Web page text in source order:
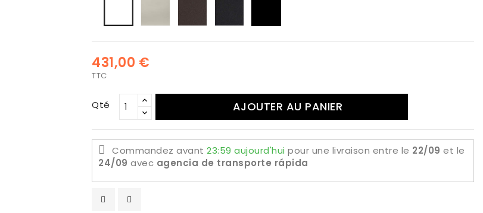
431,00 €
TTC
Qté AJOUTER AU PANIER
Commandez avant 23:59 aujourd'hui pour une livraison entre le 22/09 et le
24/09 avec agencia de transporte rápida